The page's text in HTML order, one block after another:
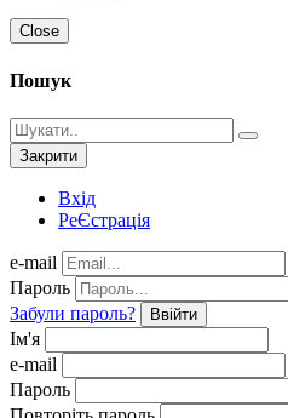
Close
Пошук
Закрити
Вхід
РеЄстрація
e-mail
Пароль
Забули пароль?
Ввійти
Ім'я
e-mail
Пароль